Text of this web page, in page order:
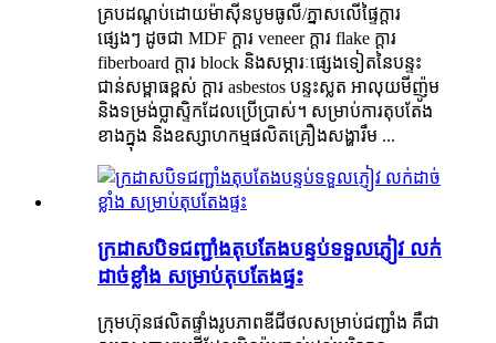
គ្របដណ្តប់ដោយម៉ាស៊ីនបូមធូលី/ភ្នាសលើផ្ទៃក្តារ
ផ្សេងៗ ដូចជា MDF ក្តារ veneer ក្តារ flake ក្តារ
fiberboard ក្តារ block និងសម្ភារៈផ្សេងទៀតនៃបន្ទះ
ជាន់សម្ពាធខ្ពស់ ក្តារ asbestos បន្ទះស្លត អាលុយមីញ៉ូម
និងទម្រង់ប្លាស្ទិកដែលប្រើប្រាស់។ សម្រាប់ការតុបតែង
ខាងក្នុង និងឧស្សាហកម្មផលិតគ្រឿងសង្ហារឹម ...
ក្រដាសបិទជញ្ជាំងតុបតែងបន្ទប់ទទួលភ្ញៀវ លក់
ដាច់ខ្លាំង សម្រាប់តុបតែងផ្ទះ
ក្រុមហ៊ុនផលិតផ្ទាំងរូបភាពឌីជីថលសម្រាប់ជញ្ជាំង គឺជា